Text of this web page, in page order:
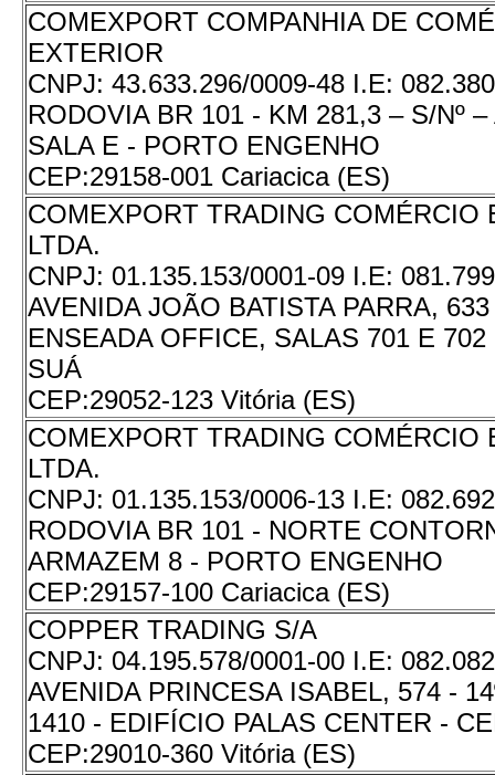
COMEXPORT COMPANHIA DE
EXTERIOR
CNPJ: 43.633.296/0009-48 I.E:
RODOVIA BR 101 - KM 281,3 – S/Nº
SALA E - PORTO ENGENHO
CEP:29158-001 Cariacica (ES)
COMEXPORT TRADING COMÉRCIO
LTDA.
CNPJ: 01.135.153/0001-09 I.E:
AVENIDA JOÃO BATISTA PARRA,
ENSEADA OFFICE, SALAS 701 E
SUÁ
CEP:29052-123 Vitória (ES)
COMEXPORT TRADING COMÉRCIO
LTDA.
CNPJ: 01.135.153/0006-13 I.E:
RODOVIA BR 101 - NORTE
ARMAZEM 8 - PORTO ENGENHO
CEP:29157-100 Cariacica (ES)
COPPER TRADING S/A
CNPJ: 04.195.578/0001-00 I.E:
AVENIDA PRINCESA ISABEL, 574 -
1410 - EDIFÍCIO PALAS CENTER -
CEP:29010-360 Vitória (ES)